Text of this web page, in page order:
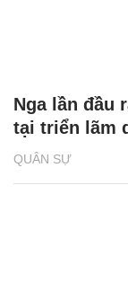
QUÂN SỰ
Nga lần đầu
tại triển lãm